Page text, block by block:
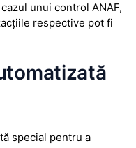
unui control ANAF,
respective pot fi
special pentru a